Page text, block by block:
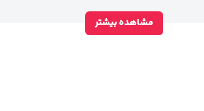
نوین آورید. بنابراین اگر به فکر رونق و
روی پلاک استیل به هدف مورد نظر خویش دست
مشاهده بیشتر